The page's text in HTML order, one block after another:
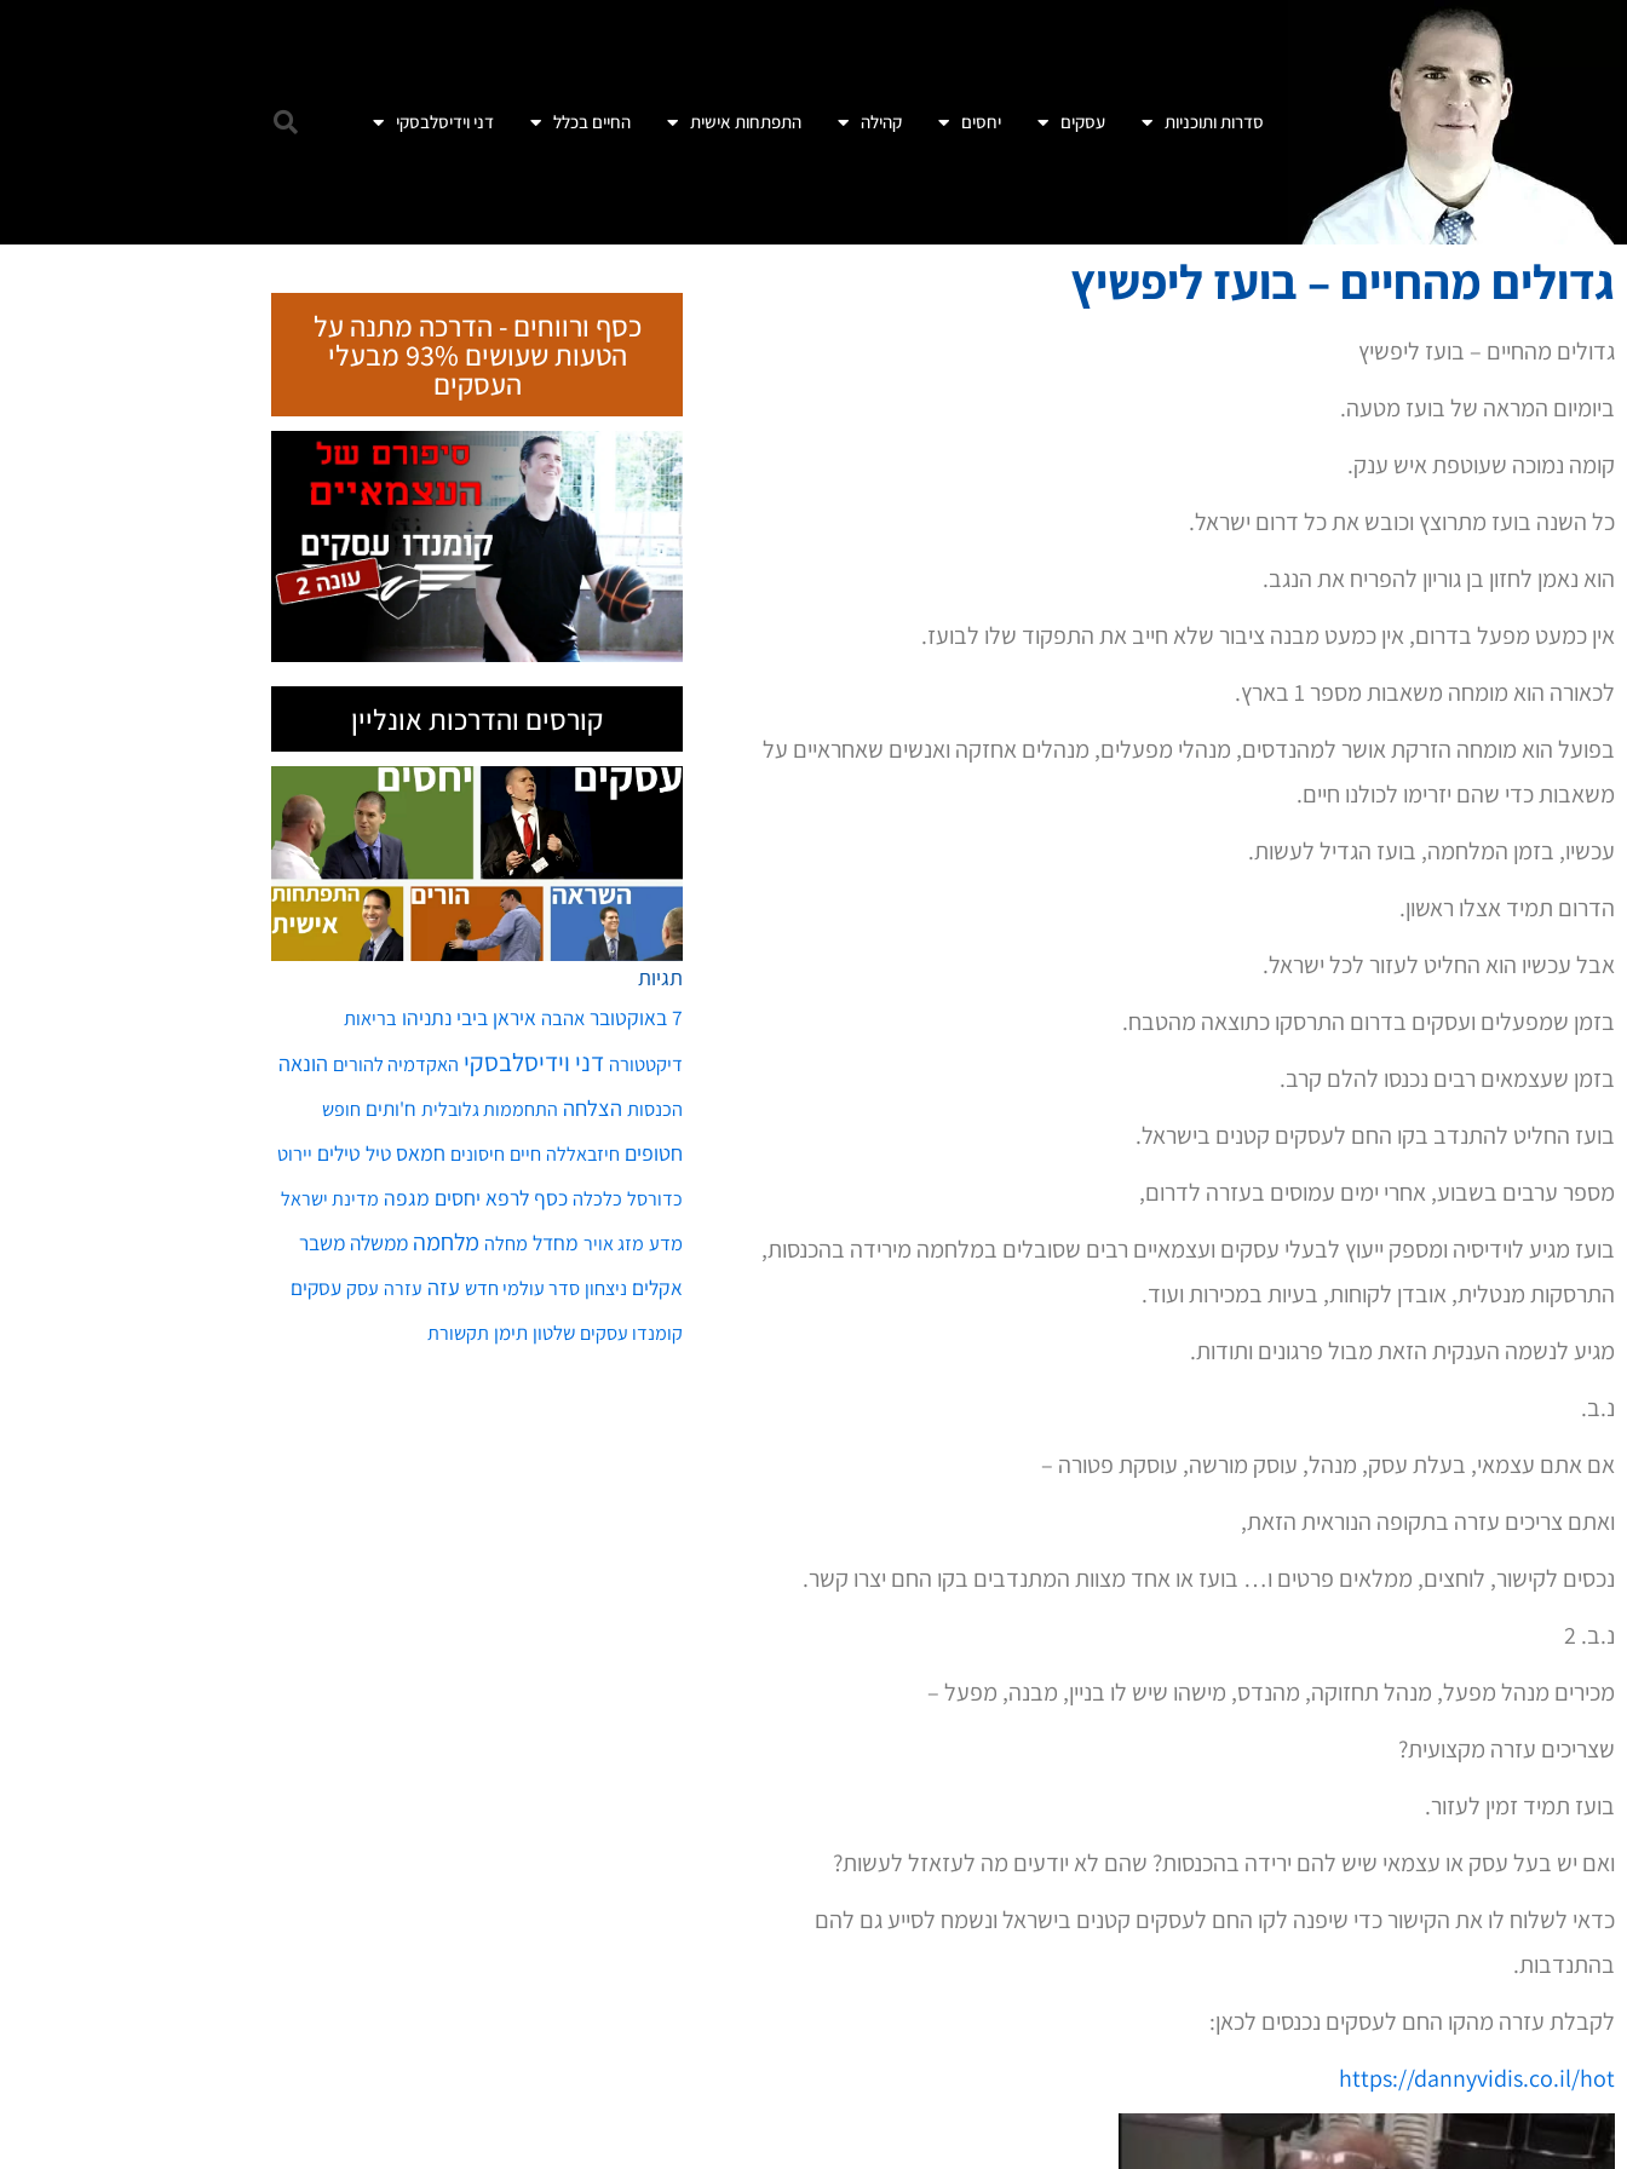
סדרות ותוכניות עסקים יחסים קהילה התפתחות אישית החיים בכלל דני וידיסלבסקי
גדולים מהחיים – בועז ליפשיץ
גדולים מהחיים – בועז ליפשיץ
ביומיום המראה של בועז מטעה.
קומה נמוכה שעוטפת איש ענק.
כל השנה בועז מתרוצץ וכובש את כל דרום ישראל.
הוא נאמן לחזון בן גוריון להפריח את הנגב.
אין כמעט מפעל בדרום, אין כמעט מבנה ציבור שלא חייב את התפקוד שלו לבועז.
לכאורה הוא מומחה משאבות מספר 1 בארץ.
בפועל הוא מומחה הזרקת אושר למהנדסים, מנהלי מפעלים, מנהלים אחזקה ואנשים שאחראיים על
משאבות כדי שהם יזרימו לכולנו חיים.
עכשיו, בזמן המלחמה, בועז הגדיל לעשות.
הדרום תמיד אצלו ראשון.
אבל עכשיו הוא החליט לעזור לכל ישראל.
בזמן שמפעלים ועסקים בדרום התרסקו כתוצאה מהטבח.
בזמן שעצמאים רבים נכנסו להלם קרב.
בועז החליט להתנדב בקו החם לעסקים קטנים בישראל.
מספר ערבים בשבוע, אחרי ימים עמוסים בעזרה לדרום,
בועז מגיע לוידיסיה ומספק ייעוץ לבעלי עסקים ועצמאיים רבים שסובלים במלחמה מירידה בהכנסות,
התרסקות מנטלית, אובדן לקוחות, בעיות במכירות ועוד.
מגיע לנשמה הענקית הזאת מבול פרגונים ותודות.
נ.ב.
אם אתם עצמאי, בעלת עסק, מנהל, עוסק מורשה, עוסקת פטורה –
ואתם צריכים עזרה בתקופה הנוראית הזאת,
נכסים לקישור, לוחצים, ממלאים פרטים ו… בועז או אחד מצוות המתנדבים בקו החם יצרו קשר.
נ.ב. 2
מכירים מנהל מפעל, מנהל תחזוקה, מהנדס, מישהו שיש לו בניין, מבנה, מפעל –
שצריכים עזרה מקצועית?
בועז תמיד זמין לעזור.
ואם יש בעל עסק או עצמאי שיש להם ירידה בהכנסות? שהם לא יודעים מה לעזאזל לעשות?
כדאי לשלוח לו את הקישור כדי שיפנה לקו החם לעסקים קטנים בישראל ונשמח לסייע גם להם
בהתנדבות.
לקבלת עזרה מהקו החם לעסקים נכנסים לכאן:
https://dannyvidis.co.il/hot
כסף ורווחים - הדרכה מתנה על
הטעות שעושים 93% מבעלי
העסקים
קורסים והדרכות אונליין
תגיות
7 באוקטובר
אהבה איראן ביבי נתניהו בריאות
דיקטטורה דני וידיסלבסקי האקדמיה להורים הונאה
הכנסות הצלחה התחממות גלובלית ח'ותים חופש
חטופים חיזבאללה חיים חיסונים חמאס טיל טילים יירוט
כדורסל כלכלה כסף לרפא יחסים מגפה מדינת ישראל
מדע מזג אויר מחדל מחלה מלחמה ממשלה משבר
אקלים ניצחון סדר עולמי חדש עזה עזרה עסק עסקים
קומנדו עסקים שלטון תימן תקשורת